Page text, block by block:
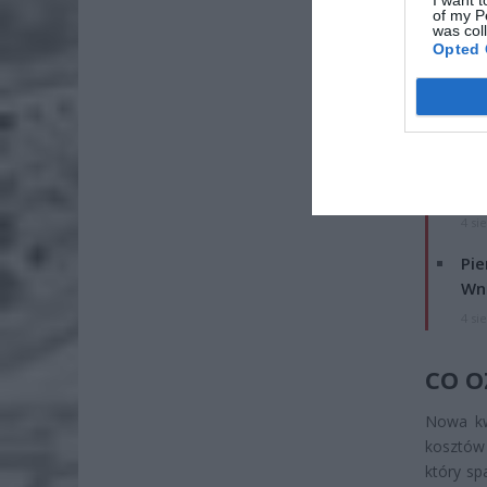
of my
was
Opted
CO
Nowa
który